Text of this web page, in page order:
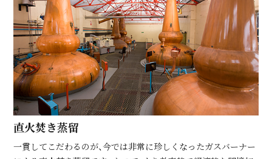
直⽕焚き蒸留
⼀貫してこだわるのが、今では⾮常に珍しくなったガスバーナー